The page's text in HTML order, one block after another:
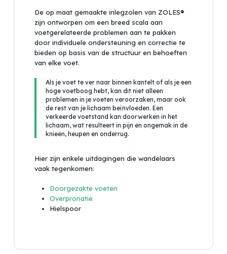
De op maat gemaakte inlegzolen van ZOLES®
zijn ontworpen om een breed scala aan
voetgerelateerde problemen aan te pakken
door individuele ondersteuning en correctie te
bieden op basis van de structuur en behoeften
van elke voet.
Als je voet te ver naar binnen kantelt of als je een
hoge voetboog hebt, kan dit niet alleen
problemen in je voeten veroorzaken, maar ook
de rest van je lichaam beïnvloeden. Een
verkeerde voetstand kan doorwerken in het
lichaam, wat resulteert in pijn en ongemak in de
knieën, heupen en onderrug.
Hier zijn enkele uitdagingen die wandelaars
vaak tegenkomen:
Doorgezakte voeten
Overpronatie
Hielspoor